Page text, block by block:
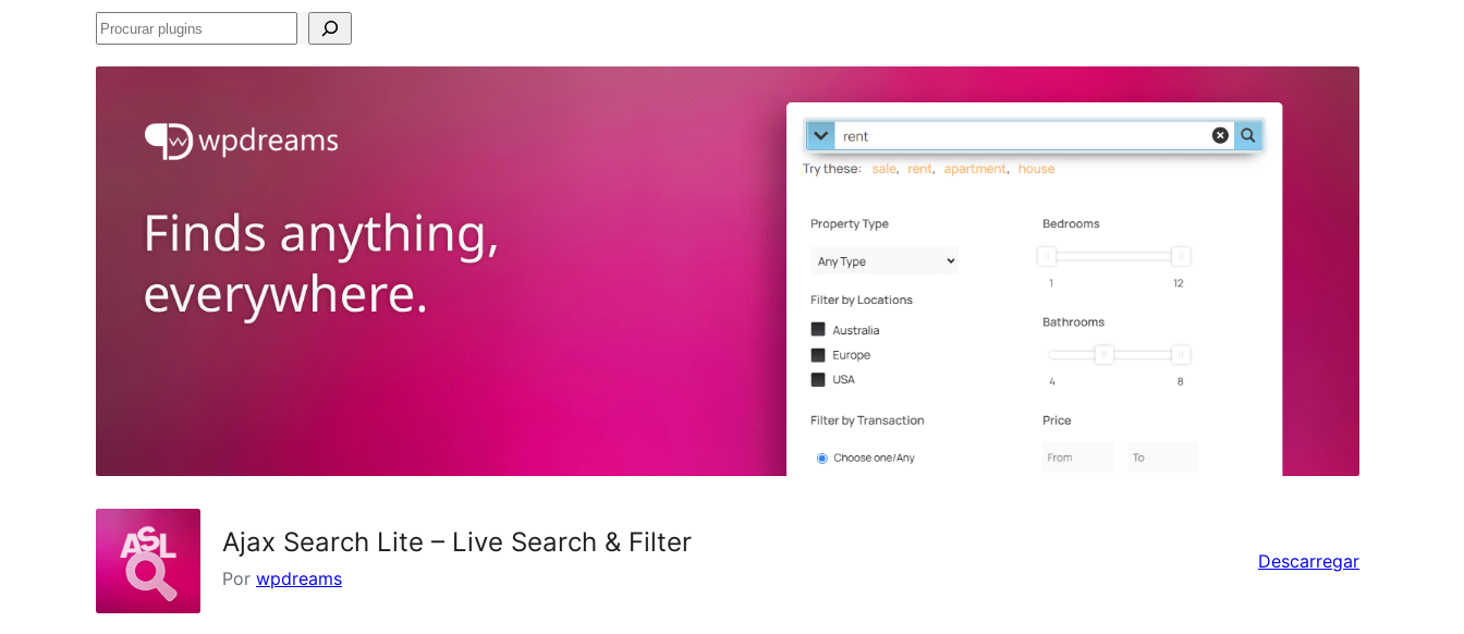
Procurar
Ajax Search Lite – Live Search & Filter
Por wpdreams
Descarregar